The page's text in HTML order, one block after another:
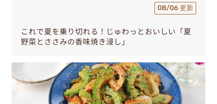
08/06 更新
これで夏を乗り切れる！じゅわっとおいしい「夏
野菜とささみの香味焼き浸し」